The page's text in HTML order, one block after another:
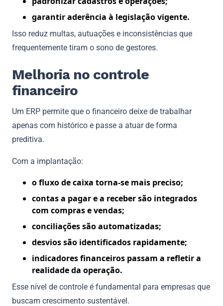
garantir aderência à legislação vigente.
Isso reduz multas, autuações e inconsistências que
frequentemente tiram o sono de gestores.
Melhoria no controle
financeiro
Um ERP permite que o financeiro deixe de trabalhar
apenas com histórico e passe a atuar de forma
preditiva.
Com a implantação:
o fluxo de caixa torna-se mais preciso;
contas a pagar e a receber são integrados
com compras e vendas;
conciliações são automatizadas;
desvios são identificados rapidamente;
indicadores financeiros passam a refletir a
realidade da operação.
Esse nível de controle é fundamental para empresas que
buscam crescimento sustentável.